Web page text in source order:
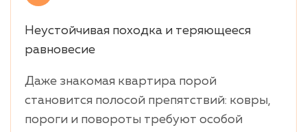
Неустойчивая походка и теряющееся
равновесие
Даже знакомая квартира порой
становится полосой препятствий: ковры,
пороги и повороты требуют особой